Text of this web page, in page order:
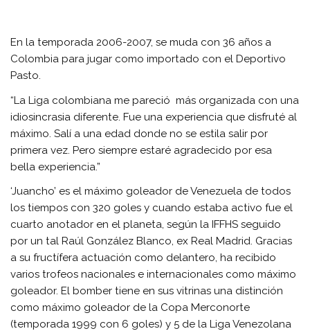
En la temporada 2006-2007, se muda con 36 años a
Colombia para jugar como importado con el Deportivo
Pasto.
“La Liga colombiana me pareció más organizada con una
idiosincrasia diferente. Fue una experiencia que disfruté al
máximo. Salí a una edad donde no se estila salir por
primera vez. Pero siempre estaré agradecido por esa
bella experiencia.”
‘Juancho’ es el máximo goleador de Venezuela de todos
los tiempos con 320 goles y cuando estaba activo fue el
cuarto anotador en el planeta, según la IFFHS seguido
por un tal Raúl González Blanco, ex Real Madrid. Gracias
a su fructífera actuación como delantero, ha recibido
varios trofeos nacionales e internacionales como máximo
goleador. El bomber tiene en sus vitrinas una distinción
como máximo goleador de la Copa Merconorte
(temporada 1999 con 6 goles) y 5 de la Liga Venezolana